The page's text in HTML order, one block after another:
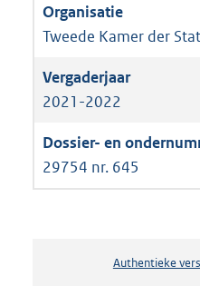
Tweede Kamer der
2021-2022
29754 nr. 645
Authentieke